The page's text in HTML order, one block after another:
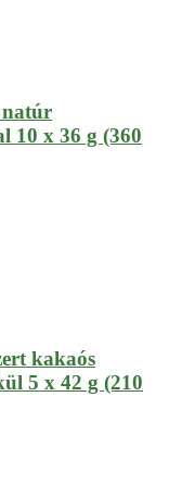
natúr
10 x 36 g (360
kakaós
5 x 42 g (210